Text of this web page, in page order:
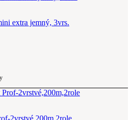
extra jemný, 3vrs.
2vrstvé,200m,2role